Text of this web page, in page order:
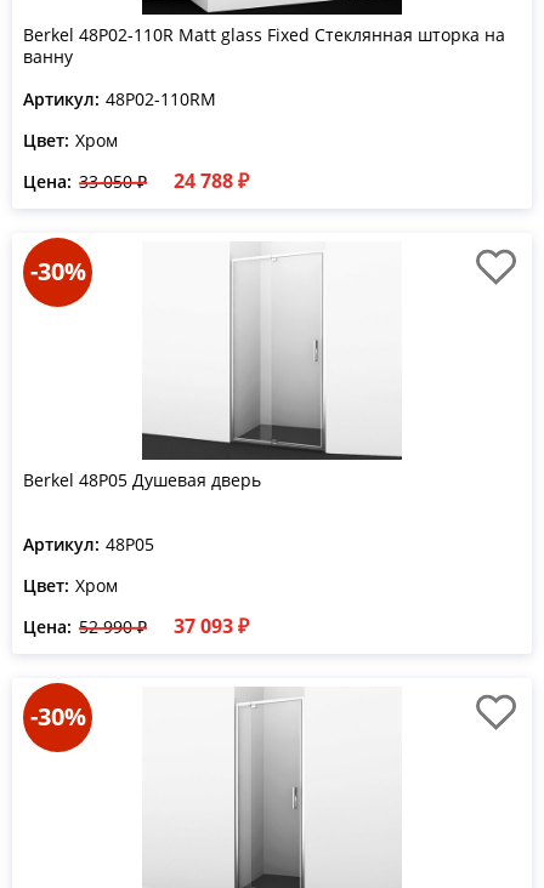
Berkel 48P02-110R Matt glass Fixed Стеклянная шторка на
ванну
Артикул: 48P02-110RM
Цвет: Хром
Цена: 33 050 ₽ 24 788 ₽
-30%
Berkel 48P05 Душевая дверь
Артикул: 48P05
Цвет: Хром
Цена: 52 990 ₽ 37 093 ₽
-30%